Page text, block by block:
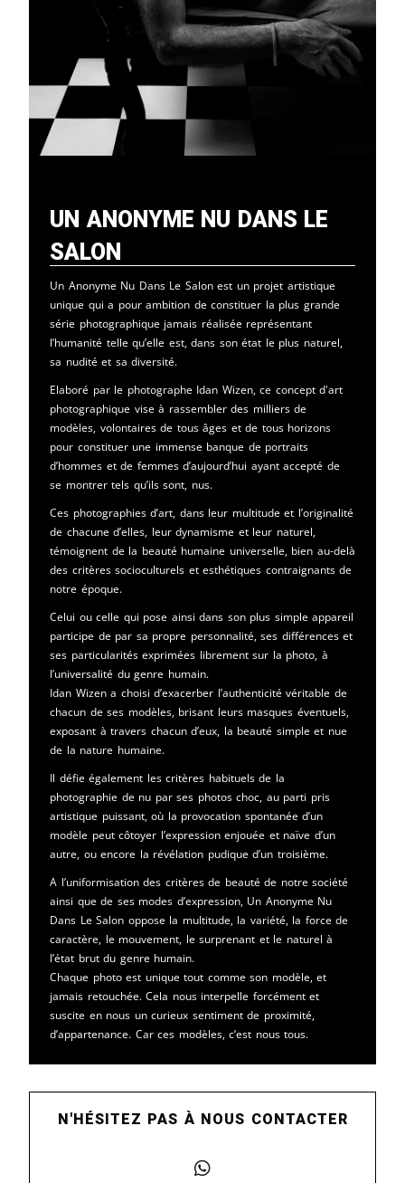
Un Anonyme Nu Dans Le
Salon
Un Anonyme Nu Dans Le Salon est un projet artistique
unique qui a pour ambition de constituer la plus grande
série photographique jamais réalisée représentant
l’humanité telle qu’elle est, dans son état le plus naturel,
sa nudité et sa diversité.
Elaboré par le photographe Idan Wizen, ce concept d'art
photographique vise à rassembler des milliers de
modèles, volontaires de tous âges et de tous horizons
pour constituer une immense banque de portraits
d’hommes et de femmes d’aujourd’hui ayant accepté de
se montrer tels qu’ils sont, nus.
Ces photographies d’art, dans leur multitude et l’originalité
de chacune d’elles, leur dynamisme et leur naturel,
témoignent de la beauté humaine universelle, bien au-delà
des critères socioculturels et esthétiques contraignants de
notre époque.
Celui ou celle qui pose ainsi dans son plus simple appareil
participe de par sa propre personnalité, ses différences et
ses particularités exprimées librement sur la photo, à
l’universalité du genre humain.
Idan Wizen a choisi d’exacerber l’authenticité véritable de
chacun de ses modèles, brisant leurs masques éventuels,
exposant à travers chacun d’eux, la beauté simple et nue
de la nature humaine.
Il défie également les critères habituels de la
photographie de nu par ses photos choc, au parti pris
artistique puissant, où la provocation spontanée d’un
modèle peut côtoyer l’expression enjouée et naïve d’un
autre, ou encore la révélation pudique d’un troisième.
A l’uniformisation des critères de beauté de notre société
ainsi que de ses modes d’expression, Un Anonyme Nu
Dans Le Salon oppose la multitude, la variété, la force de
caractère, le mouvement, le surprenant et le naturel à
l’état brut du genre humain.
Chaque photo est unique tout comme son modèle, et
jamais retouchée. Cela nous interpelle forcément et
suscite en nous un curieux sentiment de proximité,
d’appartenance. Car ces modèles, c’est nous tous.
N'HÉSITEZ PAS À NOUS CONTACTER